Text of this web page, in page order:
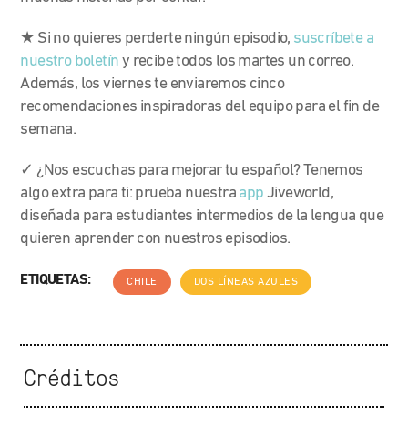
★ Si no quieres perderte ningún episodio, suscríbete a
nuestro boletín y recibe todos los martes un correo.
Además, los viernes te enviaremos cinco
recomendaciones inspiradoras del equipo para el fin de
semana.
✓ ¿Nos escuchas para mejorar tu español? Tenemos
algo extra para ti: prueba nuestra app Jiveworld,
diseñada para estudiantes intermedios de la lengua que
quieren aprender con nuestros episodios.
ETIQUETAS: CHILE DOS LÍNEAS AZULES
Créditos